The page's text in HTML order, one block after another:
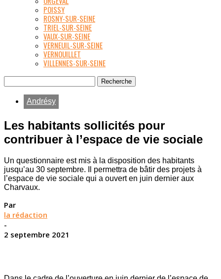
POISSY
ROSNY-SUR-SEINE
TRIEL-SUR-SEINE
VAUX-SUR-SEINE
VERNEUIL-SUR-SEINE
VERNOUILLET
VILLENNES-SUR-SEINE
Andrésy
Les habitants sollicités pour
contribuer à l’espace de vie sociale
Un questionnaire est mis à la disposition des habitants
jusqu’au 30 septembre. Il permettra de bâtir des projets à
l’espace de vie sociale qui a ouvert en juin dernier aux
Charvaux.
Par
la rédaction
-
2 septembre 2021